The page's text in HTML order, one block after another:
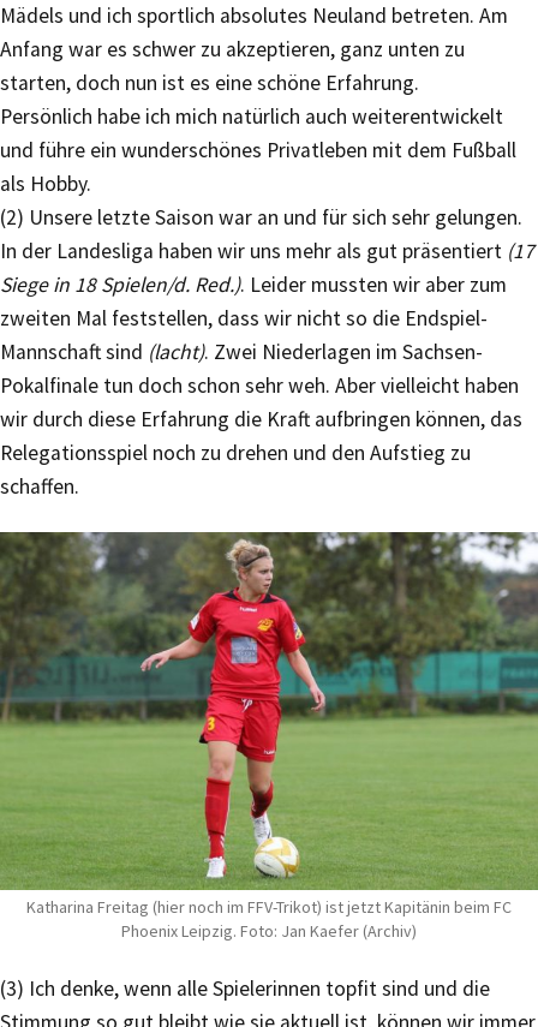
Mädels und ich sportlich absolutes Neuland betreten. Am
Anfang war es schwer zu akzeptieren, ganz unten zu
starten, doch nun ist es eine schöne Erfahrung.
Persönlich habe ich mich natürlich auch weiterentwickelt
und führe ein wunderschönes Privatleben mit dem Fußball
als Hobby.
(2) Unsere letzte Saison war an und für sich sehr gelungen.
In der Landesliga haben wir uns mehr als gut präsentiert (17
Siege in 18 Spielen/d. Red.). Leider mussten wir aber zum
zweiten Mal feststellen, dass wir nicht so die Endspiel-
Mannschaft sind (lacht). Zwei Niederlagen im Sachsen-
Pokalfinale tun doch schon sehr weh. Aber vielleicht haben
wir durch diese Erfahrung die Kraft aufbringen können, das
Relegationsspiel noch zu drehen und den Aufstieg zu
schaffen.
Katharina Freitag (hier noch im FFV-Trikot) ist jetzt Kapitänin beim FC
Phoenix Leipzig. Foto: Jan Kaefer (Archiv)
(3) Ich denke, wenn alle Spielerinnen topfit sind und die
Stimmung so gut bleibt wie sie aktuell ist, können wir immer